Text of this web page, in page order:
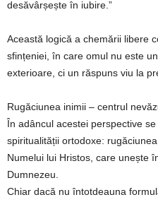
desăvârșește în iubire.”
Această logică a chemării libere
sfințeniei, în care omul nu este
exterioare, ci un răspuns viu la
Rugăciunea inimii – centrul
În adâncul acestei perspective
spiritualității ortodoxe:
Numelui lui Hristos, care unește
Dumnezeu.
Chiar dacă nu întotdeauna